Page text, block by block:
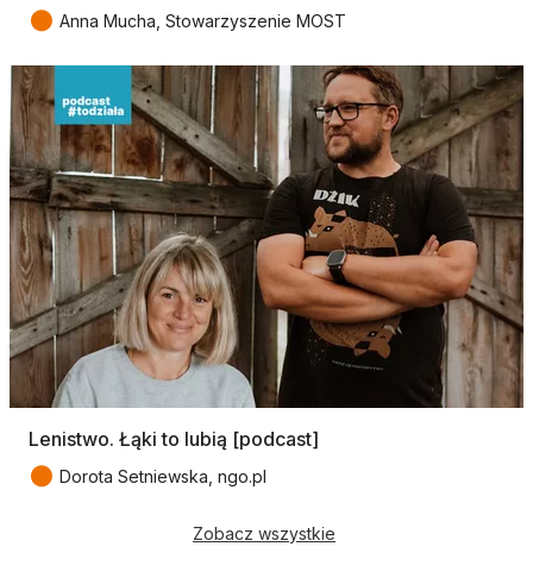
● Anna Mucha, Stowarzyszenie MOST
Lenistwo. Łąki to lubią [podcast]
● Dorota Setniewska, ngo.pl
Zobacz wszystkie